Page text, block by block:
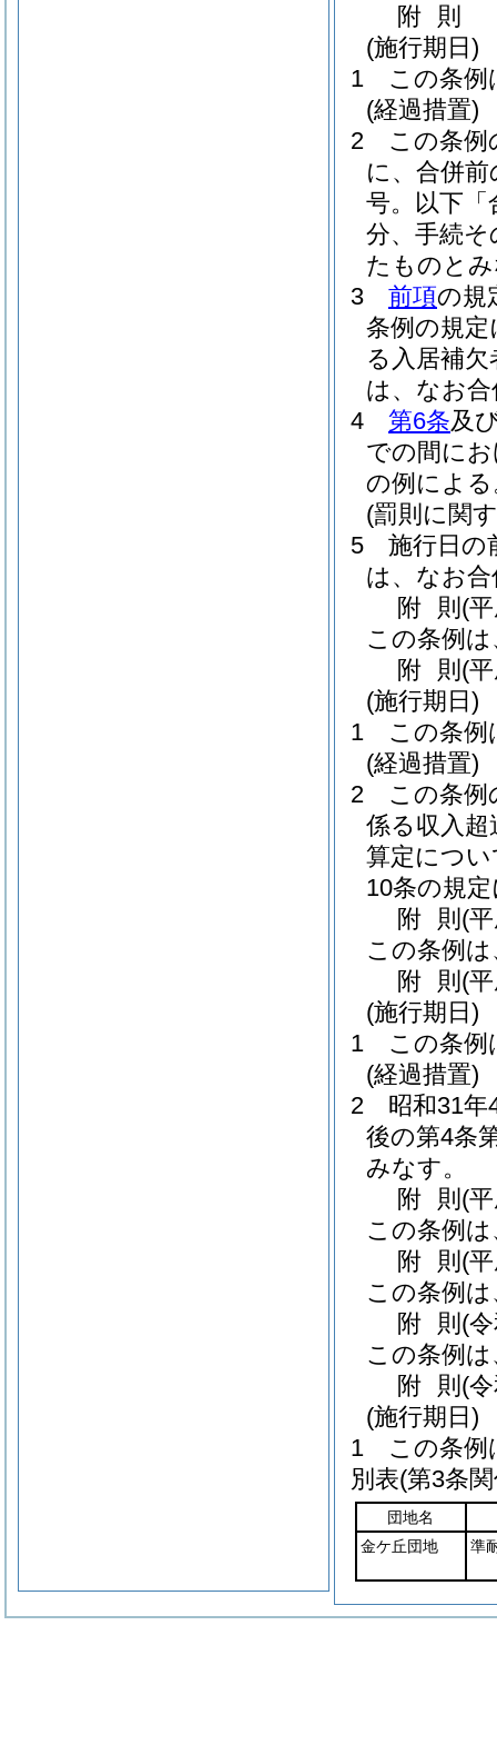
附 則
(施行期日)
1
この条例
(経過措置)
2
この条例
に、合併
号。以下「
分、手続
たものと
3
前項の規
条例の規
る入居補
は、なお
4
第6条及
での間に
の例による
(罰則に関
5
施行日の
は、なお
附 則 (
この条例
附 則 (
(施行期日)
1
この条例
(経過措置)
2
この条例
係る収入
算定につ
10条の規
附 則 (
この条例
附 則 (
(施行期日)
1
この条例
(経過措置)
2
昭和31
後の第4条
みなす。
附 則 (
この条例
附 則 (
この条例
附 則 (
この条例
附 則 (
(施行期日)
1
この条例
別表(第3条
団地名
金ケ丘団地
準